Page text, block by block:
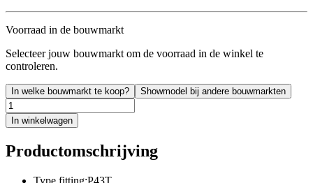
Voorraad in de bouwmarkt
Selecteer jouw bouwmarkt om de voorraad in de winkel te
controleren.
In welke bouwmarkt te koop? Showmodel bij andere bouwmarkten
In winkelwagen
Productomschrijving
Type fitting:P43T